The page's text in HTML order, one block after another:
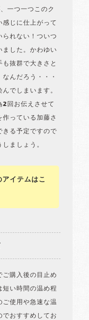
一つ一つこのク
じに仕上がって
られない！ついつ
ました。かわゆい
抜群で大きさと
んだろう・・・
でしまいます。
2回お伝えさせて
っている加藤さ
きる予定ですので
ましょう。
イテムはこ
ご購入後の目止め
短い時間の温め程
ご使用や急速な温
でおすすめしてお